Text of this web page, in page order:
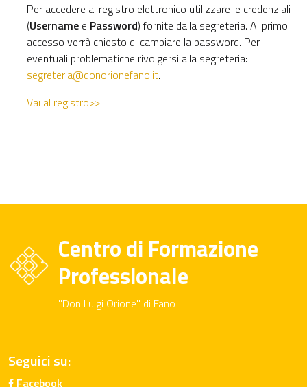
Per accedere al registro elettronico utilizzare le credenziali
(Username e Password) fornite dalla segreteria. Al primo
accesso verrà chiesto di cambiare la password. Per
eventuali problematiche rivolgersi alla segreteria:
segreteria@donorionefano.it.
Vai al registro>>
Centro di Formazione
Professionale
"Don Luigi Orione" di Fano
Seguici su:
Facebook